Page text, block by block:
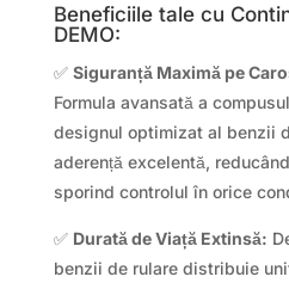
Beneficiile tale cu
DEMO:
✅ Siguranță Maximă pe
Formula avansată a
designul optimizat al benzii
aderență excelentă,
sporind controlul în orice
✅ Durată de Viață Extinsă:
benzii de rulare distribuie